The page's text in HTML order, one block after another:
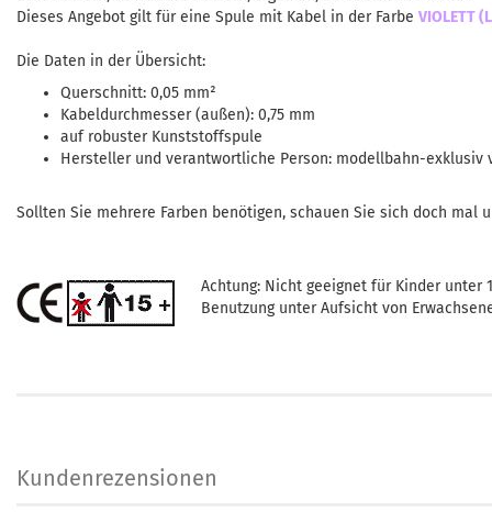
Dieses Angebot gilt für eine Spule mit Kabel in der Farbe VIOLETT
Die Daten in der Übersicht:
Querschnitt: 0,05 mm²
Kabeldurchmesser (außen): 0,75 mm
auf robuster Kunststoffspule
Hersteller und verantwortliche Person: modellbahn-exklusiv
Sollten Sie mehrere Farben benötigen, schauen Sie sich doch mal
Achtung: Nicht geeignet für Kinder unter
Benutzung unter Aufsicht von
Kundenrezensionen